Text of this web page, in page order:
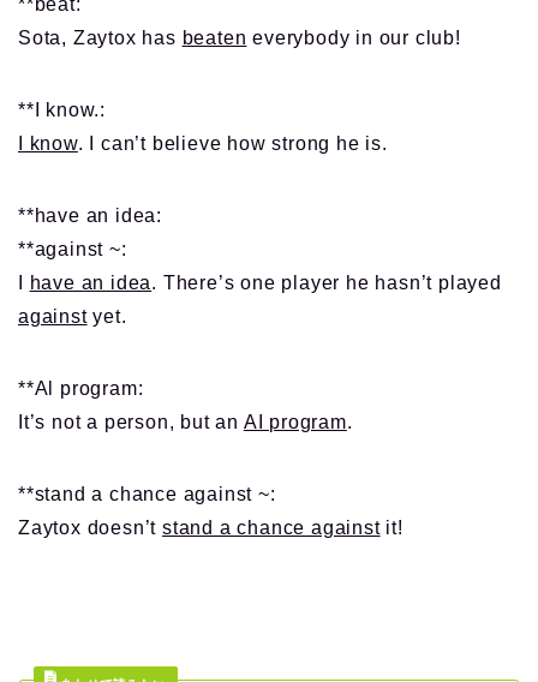
**beat:
Sota, Zaytox has beaten everybody in our club!
**I know.:
I know. I can’t believe how strong he is.
**have an idea:
**against ~:
have an idea. There’s one player he hasn’t played
againstyet.
**Al program:
It’s not a person, but an AI program.
**stand a chance against ~:
Zaytox doesn’tstand a chance againstit!